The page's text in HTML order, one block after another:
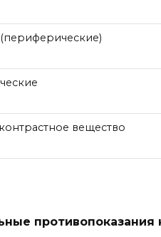
вещество